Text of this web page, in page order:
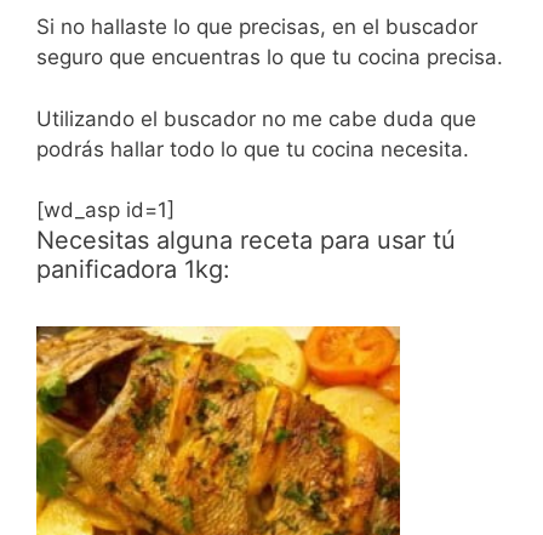
Si no hallaste lo que precisas, en el buscador
seguro que encuentras lo que tu cocina precisa.
Utilizando el buscador no me cabe duda que
podrás hallar todo lo que tu cocina necesita.
[wd_asp id=1]
Necesitas alguna receta para usar tú
panificadora 1kg: